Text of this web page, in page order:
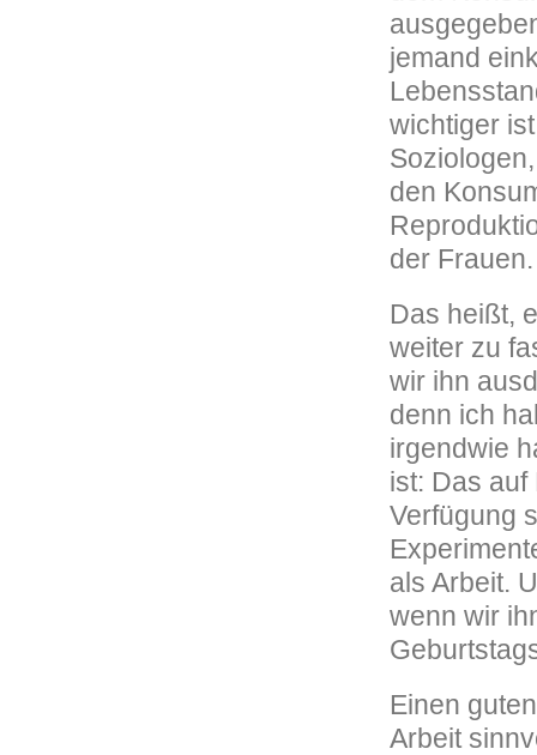
jemand
wichtiger
den
der Frauen.
Das heißt,
weiter zu
wir ihn
denn ich
irgendwie
ist: Das
Verfügung
als Arbeit.
wenn wir
Einen
Arbeit